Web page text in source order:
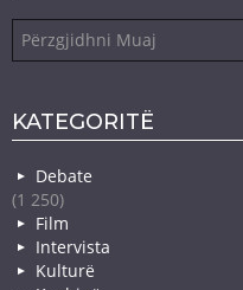
KATEGORITË
Debate
(1 250)
Film
Intervista
Kulturë